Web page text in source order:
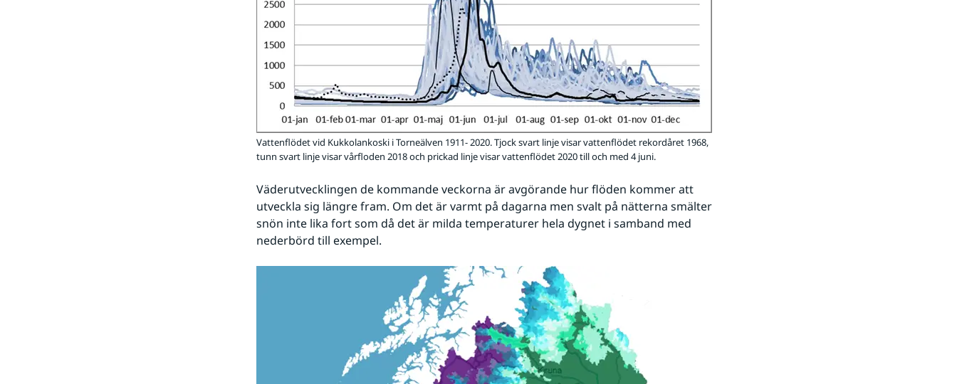
Vattenflödet vid Kukkolankoski i Torneälven 1911- 2020. Tjock svart linje visar vattenflödet rekordåret 1968,
tunn svart linje visar vårfloden 2018 och prickad linje visar vattenflödet 2020 till och med 4 juni.
Väderutvecklingen de kommande veckorna är avgörande hur flöden kommer att
utveckla sig längre fram. Om det är varmt på dagarna men svalt på nätterna smälter
snön inte lika fort som då det är milda temperaturer hela dygnet i samband med
nederbörd till exempel.